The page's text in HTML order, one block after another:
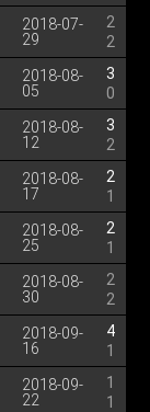
2018-07-
29
2
2
2018-08-
05
3
0
2018-08-
12
3
2
2018-08-
17
2
1
2018-08-
25
2
1
2018-08-
30
2
2
2018-09-
16
4
1
2018-09-
22
1
1